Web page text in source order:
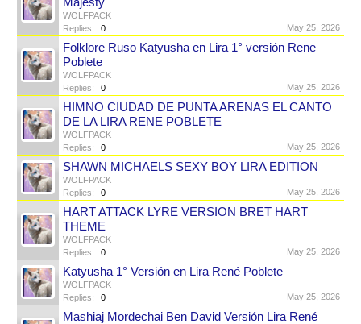
WOLFPACK
Replies:
0 May 25, 2026
Folklore Ruso Katyusha en Lira 1° versión Rene
Poblete
WOLFPACK
Replies:
0 May 25, 2026
HIMNO CIUDAD DE PUNTA ARENAS EL CANTO
DE LA LIRA RENE POBLETE
WOLFPACK
Replies:
0 May 25, 2026
SHAWN MICHAELS SEXY BOY LIRA EDITION
WOLFPACK
Replies:
0 May 25, 2026
HART ATTACK LYRE VERSION BRET HART
THEME
WOLFPACK
Replies:
0 May 25, 2026
Katyusha 1° Versión en Lira René Poblete
WOLFPACK
Replies:
0 May 25, 2026
Mashiaj Mordechai Ben David Versión Lira René